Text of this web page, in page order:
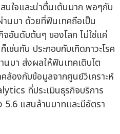
ใจและน่าตื่นเต้นมาก พอๆกับ
นมา ด้วยที่ฟินเทคถือเป็น
อันดับต้นๆ ของโลก ไม่ใช่แค่
ช่นกัน ประกอบกับเกิดภาวะโรค
นมา ส่งผลให้ฟินเทคเติบโต
ล้องกับข้อมูลจากศูนย์วิเคราะห์
ที่ประเมินธุรกิจบริการ
แสนล้านบาทและมีอัตรา